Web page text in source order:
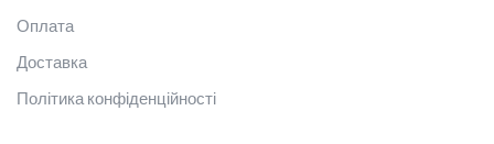
Оплата
Доставка
Політика конфіденційності